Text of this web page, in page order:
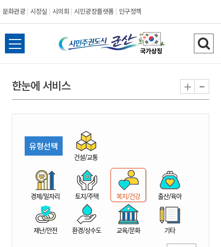
문화관광 시장실 시의회 시민광장플랫폼 인구정책
시
민
권
시
산
전
체
뉴
열
검
색
기
한눈에 서비스 + -
유형선택
건설/교통
경제/일자리 토지/주택 복지/건강 출산/육아
재난/안전 환경/상수도 교육/문화 기타